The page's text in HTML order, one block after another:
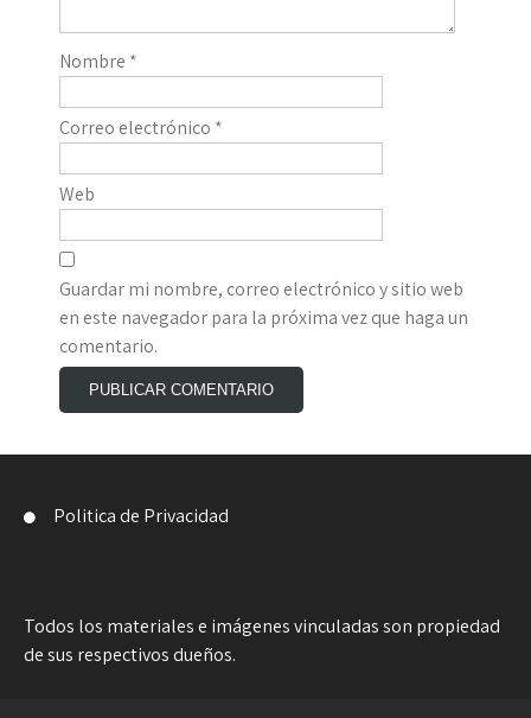
Nombre *
Correo electrónico *
Web
Guardar mi nombre, correo electrónico y sitio web
en este navegador para la próxima vez que haga un
comentario.
Politica de Privacidad
Todos los materiales e imágenes vinculadas son propiedad
de sus respectivos dueños.